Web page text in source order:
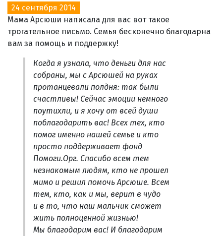
24 сентября 2014
Мама Арсюши написала для вас вот такое
трогательное письмо. Семья бесконечно благодарна
вам за помощь и поддержку!
Когда я узнала, что деньги для нас
собраны, мы с Арсюшей на руках
протанцевали полдня: так были
счастливы! Сейчас эмоции немного
поутихли, и я хочу от всей души
поблагодарить вас! Всех тех, кто
помог именно нашей семье и кто
просто поддерживает фонд
Помоги.Орг. Спасибо всем тем
незнакомым людям, кто не прошел
мимо и решил помочь Арсюше. Всем
тем, кто, как и мы, верит в чудо
и в то, что наш мальчик сможет
жить полноценной жизнью!
Мы благодарим вас! И благодарим